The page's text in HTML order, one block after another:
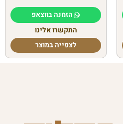
הזמנה בווצאפ
התקשרו אלינו
לצפייה במוצר